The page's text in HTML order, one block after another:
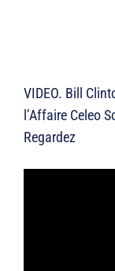
VIDEO. Bill
l’Affaire Celeo
Regardez